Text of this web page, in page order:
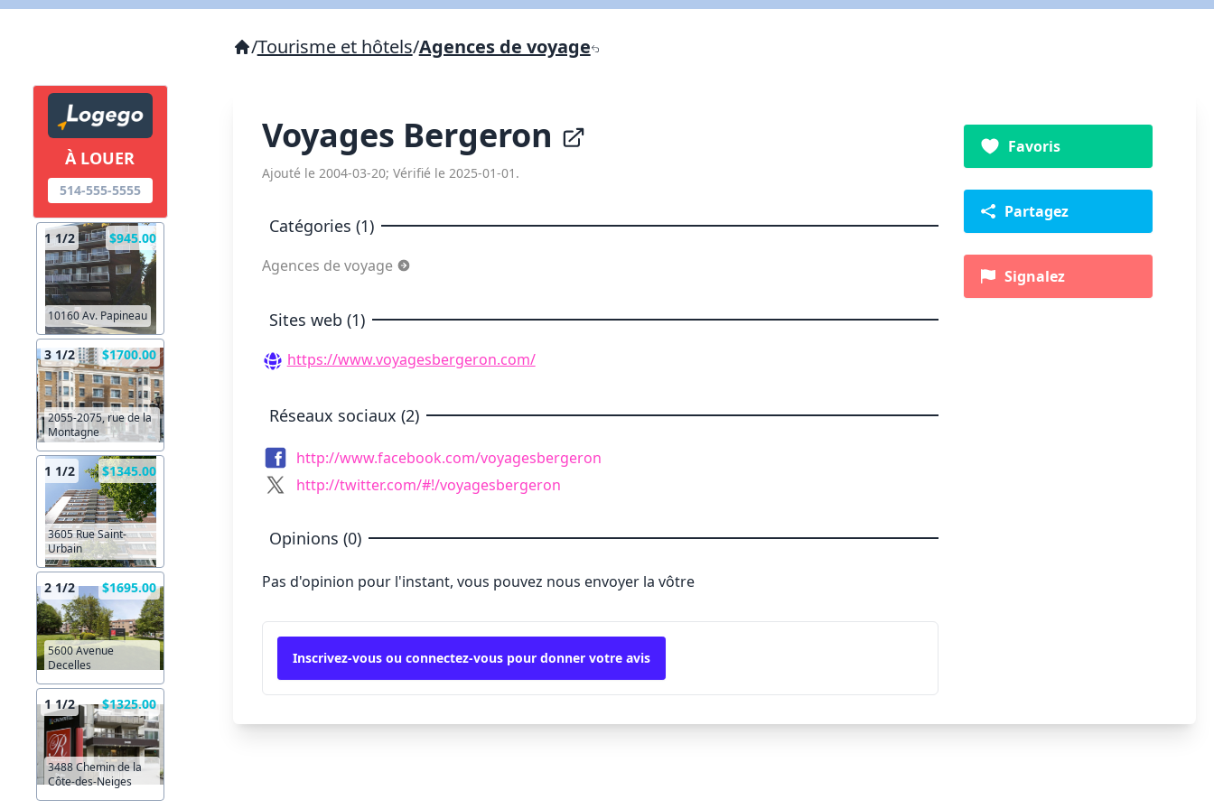
À LOUER
514-555-5555
1 1/2 $945.00
10160 Av. Papineau
3 1/2 $1700.00
2055-2075, rue de la
Montagne
1 1/2 $1345.00
3605 Rue Saint-
Urbain
2 1/2 $1695.00
5600 Avenue
Decelles
1 1/2 $1325.00
3488 Chemin de la
Côte-des-Neiges
/Tourisme et hôtels/Agences de voyage
Voyages Bergeron
Ajouté le 2004-03-20; Vérifié le 2025-01-01.
Catégories (1)
Agences de voyage
Sites web (1)
https://www.voyagesbergeron.com/
Réseaux sociaux (2)
http://www.facebook.com/voyagesbergeron
http://twitter.com/#!/voyagesbergeron
Opinions (0)
Pas d'opinion pour l'instant, vous pouvez nous envoyer la vôtre
Inscrivez-vous ou connectez-vous pour donner votre avis
Favoris
Partagez
Signalez